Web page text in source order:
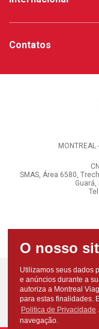
Contatos
MONTREAL
SMAS, Área 6580,
Guará,
Utilizamos seus dados
e anúncios durante a
autoriza a Montreal
para estas finalidades.
Politica de Privacidade
navegação.